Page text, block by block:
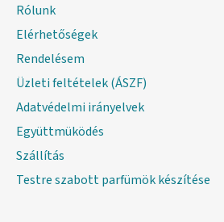
Rólunk
Elérhetőségek
Rendelésem
Üzleti feltételek (ÁSZF)
Adatvédelmi irányelvek
Együttmüködés
Szállítás
Testre szabott parfümök készítése